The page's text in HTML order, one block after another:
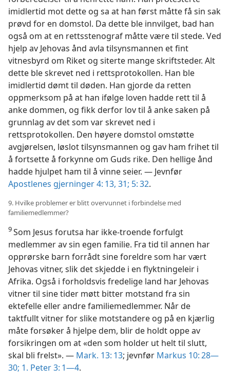
imidlertid mot dette og sa at han først måtte få sin sak
prøvd for en domstol. Da dette ble innvilget, bad han
også om at en rettsstenograf måtte være til stede. Ved
hjelp av Jehovas ånd avla tilsynsmannen et fint
vitnesbyrd om Riket og siterte mange skriftsteder. Alt
dette ble skrevet ned i rettsprotokollen. Han ble
imidlertid dømt til døden. Han gjorde da retten
oppmerksom på at han ifølge loven hadde rett til å
anke dommen, og fikk derfor lov til å anke saken på
grunnlag av det som var skrevet ned i
rettsprotokollen. Den høyere domstol omstøtte
avgjørelsen, løslot tilsynsmannen og gav ham frihet til
å fortsette å forkynne om Guds rike. Den hellige ånd
hadde hjulpet ham til å vinne seier. — Jevnfør
Apostlenes gjerninger 4: 13, 31; 5: 32.
9. Hvilke problemer er blitt overvunnet i forbindelse med
familiemedlemmer?
9Som Jesus forutsa har ikke-troende forfulgt
medlemmer av sin egen familie. Fra tid til annen har
opprørske barn forrådt sine foreldre som har vært
Jehovas vitner, slik det skjedde i en flyktningeleir i
Afrika. Også i forholdsvis fredelige land har Jehovas
vitner til sine tider møtt bitter motstand fra sin
ektefelle eller andre familiemedlemmer. Når de
taktfullt vitner for slike motstandere og på en kjærlig
måte forsøker å hjelpe dem, blir de holdt oppe av
forsikringen om at «den som holder ut helt til slutt,
skal bli frelst». — Mark. 13: 13; jevnfør Markus 10: 28—
30; 1. Peter 3: 1—4.